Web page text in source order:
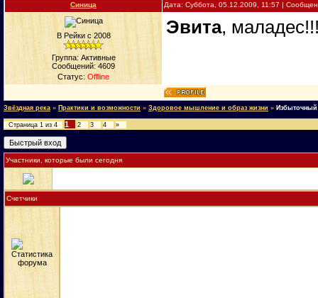
Синица Дата: Суббота, 05.12.2009, 11:57 |
В Рейки с 2008
Группа: Активные
Сообщений: 4609
Статус: Offline
Эвита,
Звёздная река » Практики и возможности » Здоровое мышление и образ жизни » Избыточный
Страница 1 из 4 1 2 3 4 »
Участники, которые были сегодня
Счетчики